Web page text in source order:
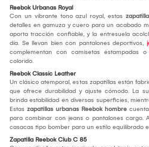
Reebok Urbanas Royal
Con un vibrante tono azul royal, estas
detalles en gamuza y cuero para un acabado
aporta tracción confiable, y la entresuela
día. Se llevan bien con pantalones deportivos,
complementan con camisetas estampadas
colorido.
Reebok Classic Leather
Un clásico atemporal, estas zapatillas están
que ofrece durabilidad y ajuste cómodo. La
brinda estabilidad en diversas superficies,
Estas zapatillas urbanas Reebok hombre
para combinar con jeans o pantalones cargo.
casacas tipo bomber para un estilo equilibrado
Zapatilla Reebok Club C 85